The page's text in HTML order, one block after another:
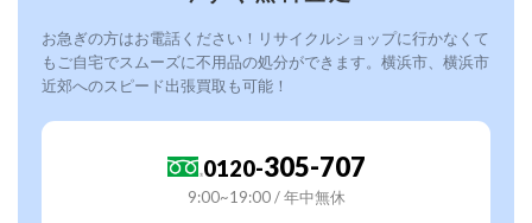
お急ぎの方はお電話ください！リサイクルショップに行かなくて
もご自宅でスムーズに不用品の処分ができます。横浜市、横浜市
近郊へのスピード出張買取も可能！
0120-305-707
9:00~19:00 / 年中無休